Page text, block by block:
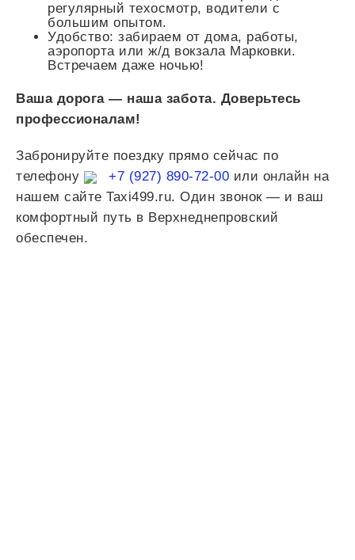
регулярный техосмотр, водители с
большим опытом.
Удобство: забираем от дома, работы,
аэропорта или ж/д вокзала Марковки.
Встречаем даже ночью!
Ваша дорога — наша забота. Доверьтесь
профессионалам!
Забронируйте поездку прямо сейчас по
телефону
+7 (927) 890-72-00 или онлайн на
нашем сайте Taxi499.ru. Один звонок — и ваш
комфортный путь в Верхнеднепровский
обеспечен.